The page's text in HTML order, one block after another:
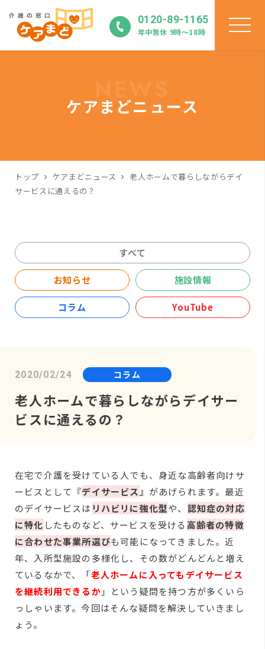
0120-89-1165
年中無休 9時〜18時
ケアまどニュース
トップ ケアまどニュース
老人ホームで暮らしながらデイ
サービスに通えるの？
すべて
お知らせ 施設情報
コラム YouTube
2020/02/24 コラム
老人ホームで暮らしながらデイサー
ビスに通えるの？
在宅で介護を受けている人でも、身近な高齢者向けサ
ービスとして『デイサービス 』 があげられます。最近
のデイサービスは リハビリに強化型や、 認知症の対応
に特化 したものなど、サービスを受ける 高齢者の特徴
に合わせた事業所選びも可能になってきました。近
年、入所型施設の多様化し、その数がどんどんと増え
ているなかで、「老人ホームに入ってもデイサービス
を継続利用できるか 」という疑問を持つ方が多くいら
っしゃいます。今回はそんな疑問を解決していきまし
ょう。